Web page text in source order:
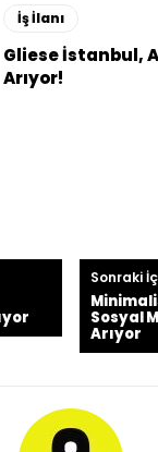
İş İlanı
Gliese İstanbul,
Arıyor!
Sonraki
Sosyal
Arıyor